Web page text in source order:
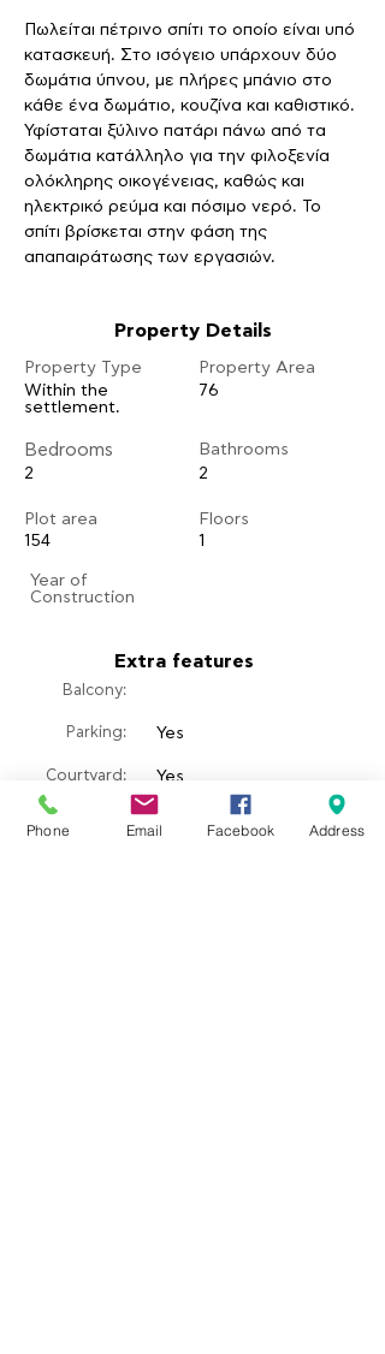
Πωλείται πέτρινο σπίτι το οποίο είναι υπό
κατασκευή. Στο ισόγειο υπάρχουν δύο
δωμάτια ύπνου, με πλήρες μπάνιο στο
κάθε ένα δωμάτιο, κουζίνα και καθιστικό.
Υφίσταται ξύλινο πατάρι πάνω από τα
δωμάτια κατάλληλο για την φιλοξενία
ολόκληρης οικογένειας, καθώς και
ηλεκτρικό ρεύμα και πόσιμο νερό. Το
σπίτι βρίσκεται στην φάση της
απαπαιράτωσης των εργασιών.
Property Details
Property Type
Within the
settlement.
Bedrooms
2
Plot area
154
Property Area
76
Bathrooms
2
Floors
1
​Year of
Construction
Extra features
Balcony:
Parking: Yes
Courtyard: Yes
Yes
Phone Email Facebook Address